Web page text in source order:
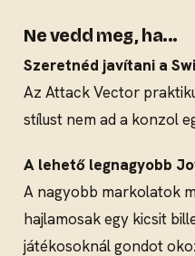
Ne vedd meg, ha...
Szeretnéd javítani a
Az Attack Vector
stílust nem ad a konzol
A lehető legnagyobb
A nagyobb markolatok
hajlamosak egy kicsit
játékosoknál gondot